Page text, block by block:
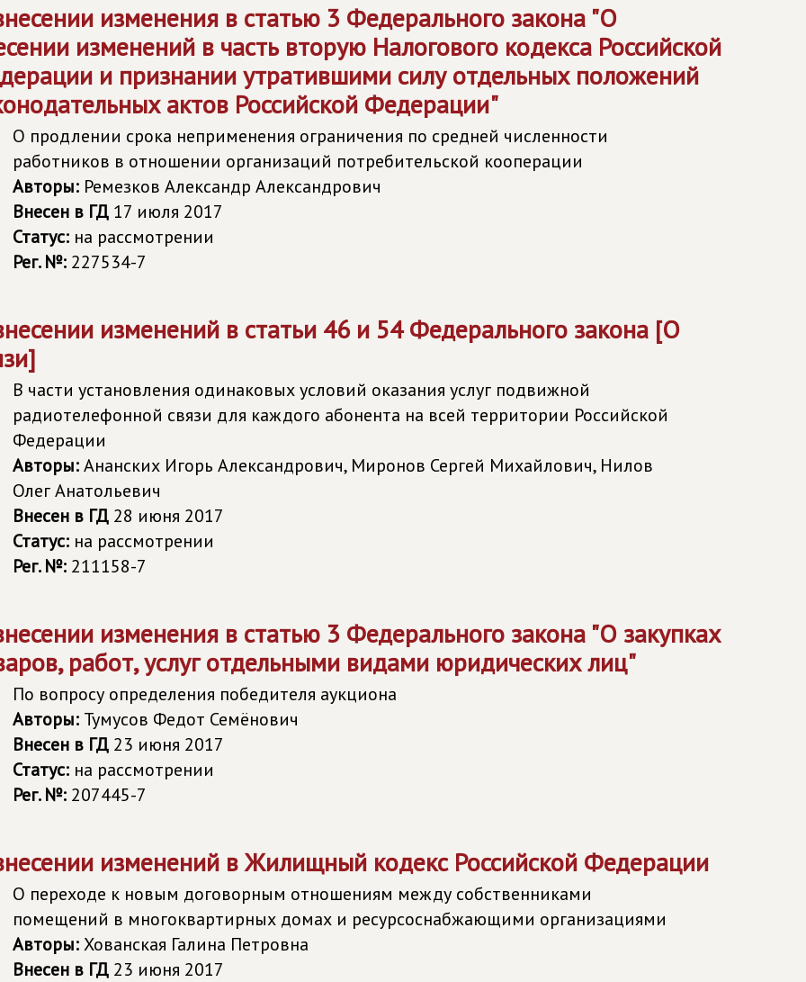
изменения в статью 3 Федерального закона "О
изменений в часть вторую Налогового кодекса Российской
и признании утратившими силу отдельных положений
актов Российской Федерации"
О продлении срока неприменения ограничения по средней численности
работников в отношении организаций потребительской кооперации
Авторы: Ремезков Александр Александрович
Внесен в ГД 17 июля 2017
Статус: на рассмотрении
Рег. №: 227534-7
изменений в статьи 46 и 54 Федерального закона [О
В части установления одинаковых условий оказания услуг подвижной
радиотелефонной связи для каждого абонента на всей территории Российской
Федерации
Авторы:Ананских Игорь Александрович, Миронов Сергей Михайлович, Нилов
Олег Анатольевич
Внесен в ГД 28 июня 2017
Статус: на рассмотрении
Рег. №: 211158-7
изменения в статью 3 Федерального закона "О закупках
работ, услуг отдельными видами юридических лиц"
По вопросу определения победителя аукциона
Авторы: Тумусов Федот Семёнович
Внесен в ГД 23 июня 2017
Статус: на рассмотрении
Рег. №: 207445-7
изменений в Жилищный кодекс Российской Федерации
О переходе к новым договорным отношениям между собственниками
помещений в многоквартирных домах и ресурсоснабжающими организациями
Авторы:Хованская Галина Петровна
Внесен в ГД 23 июня 2017